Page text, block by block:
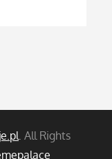
. All Rights